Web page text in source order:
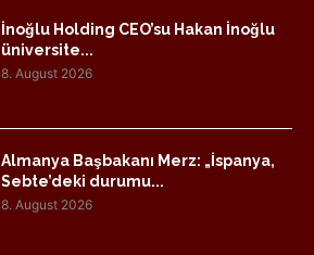
İnoğlu Holding CEO’su Hakan İnoğlu
üniversite...
8. August 2026
Almanya Başbakanı Merz: „İspanya,
Sebte’deki durumu...
8. August 2026